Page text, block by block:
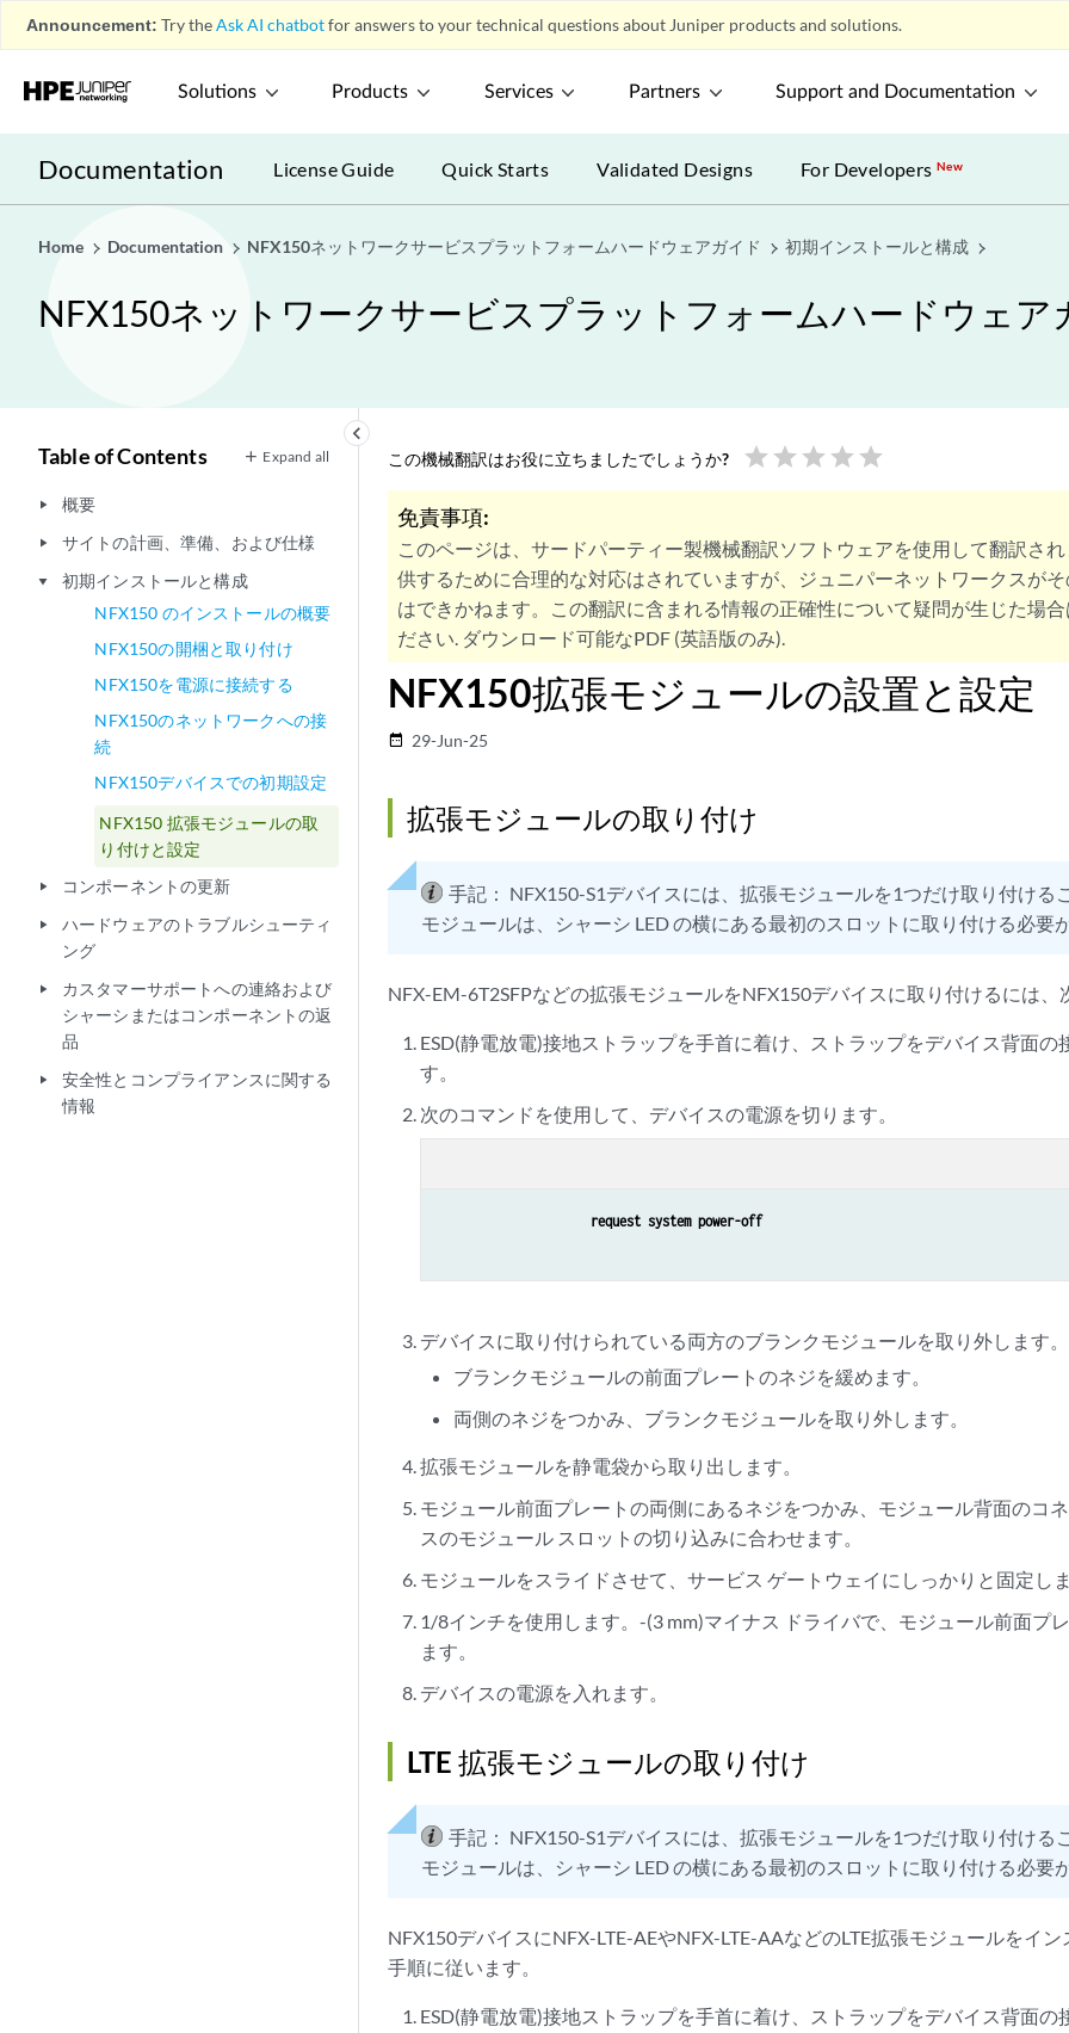
Announcement: Try theAsk AI chatbotfor answers to your technical questions about Juniper products and solutions.
Solutions Products Services Partners Support and Documentation
Documentation License Guide Quick Starts Validated Designs For DevelopersNew
Home Documentation NFX150ネットワークサービスプラットフォームハードウェアガイド 初期インストールと構成
NFX150ネットワークサービスプラットフォームハードウェア
keyboard_arrow_left
Table of Contents Expand all
play_arrow 概要
play_arrow サイトの計画、準備、および仕様
play_arrow
初期インストールと構成
NFX150 のインストールの概要
NFX150の開梱と取り付け
NFX150を電源に接続する
NFX150のネットワークへの接
続
NFX150デバイスでの初期設定
NFX150 拡張モジュールの取
り付けと設定
play_arrow コンポーネントの更新
play_arrow
ハードウェアのトラブルシューティ
ング
play_arrow
カスタマーサポートへの連絡および
シャーシまたはコンポーネントの返
品
play_arrow
安全性とコンプライアンスに関する
情報
この機械翻訳はお役に立ちましたでしょうか? star star star star star
免責事項:
このページは、サードパーティー製機械翻訳ソフトウェアを使用して翻訳さ
供するために合理的な対応はされていますが、ジュニパーネットワークスが
はできかねます。この翻訳に含まれる情報の正確性について疑問が生じた場合
ださい. ダウンロード可能なPDF (英語版のみ).
NFX150拡張モジュールの設置と設定
date_range 29-Jun-25
拡張モジュールの取り付け
手記： NFX150-S1デバイスには、拡張モジュールを1つだけ取り付ける
モジュールは、シャーシ LED の横にある最初のスロットに取り付ける必要
NFX-EM-6T2SFPなどの拡張モジュールをNFX150デバイスに取り付けるには、
ESD(静電放電)接地ストラップを手首に着け、ストラップをデバイス背面の
す。
次のコマンドを使用して、デバイスの電源を切ります。
request system power-off
デバイスに取り付けられている両方のブランクモジュールを取り外します。
ブランクモジュールの前面プレートのネジを緩めます。
両側のネジをつかみ、ブランクモジュールを取り外します。
拡張モジュールを静電袋から取り出します。
モジュール前面プレートの両側にあるネジをつかみ、モジュール背面のコ
スのモジュール スロットの切り込みに合わせます。
モジュールをスライドさせて、サービス ゲートウェイにしっかりと固定しま
1/8インチを使用します。-(3 mm)マイナス ドライバで、モジュール前面プ
ます。
デバイスの電源を入れます。
LTE 拡張モジュールの取り付け
手記： NFX150-S1デバイスには、拡張モジュールを1つだけ取り付ける
モジュールは、シャーシ LED の横にある最初のスロットに取り付ける必要
NFX150デバイスにNFX-LTE-AEやNFX-LTE-AAなどのLTE拡張モジュールをイ
手順に従います。
ESD(静電放電)接地ストラップを手首に着け、ストラップをデバイス背面の